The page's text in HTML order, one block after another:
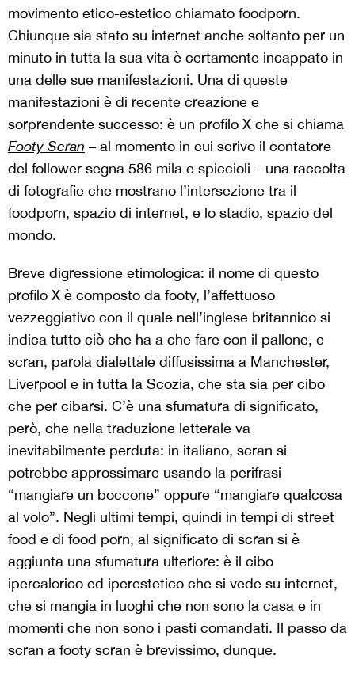
movimento etico-estetico chiamato foodporn.
Chiunque sia stato su internet anche soltanto per un
minuto in tutta la sua vita è certamente incappato in
una delle sue manifestazioni. Una di queste
manifestazioni è di recente creazione e
sorprendente successo: è un profilo X che si chiama
Footy Scran – al momento in cui scrivo il contatore
del follower segna 586 mila e spiccioli – una raccolta
di fotografie che mostrano l’intersezione tra il
foodporn, spazio di internet, e lo stadio, spazio del
mondo.
Breve digressione etimologica: il nome di questo
profilo X è composto da footy, l’affettuoso
vezzeggiativo con il quale nell’inglese britannico si
indica tutto ciò che ha a che fare con il pallone, e
scran, parola dialettale diffusissima a Manchester,
Liverpool e in tutta la Scozia, che sta sia per cibo
che per cibarsi. C’è una sfumatura di significato,
però, che nella traduzione letterale va
inevitabilmente perduta: in italiano, scran si
potrebbe approssimare usando la perifrasi
“mangiare un boccone” oppure “mangiare qualcosa
al volo”. Negli ultimi tempi, quindi in tempi di street
food e di food porn, al significato di scran si è
aggiunta una sfumatura ulteriore: è il cibo
ipercalorico ed iperestetico che si vede su internet,
che si mangia in luoghi che non sono la casa e in
momenti che non sono i pasti comandati. Il passo da
scran a footy scran è brevissimo, dunque.